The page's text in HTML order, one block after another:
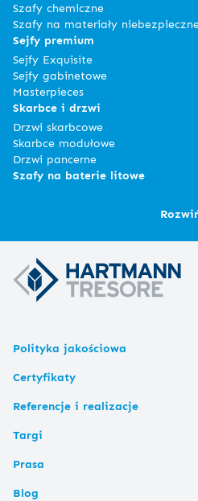
Szafy chemiczne
Szafy na materiały
Sejfy premium
Sejfy Exquisite
Sejfy gabinetowe
Masterpieces
Skarbce i drzwi
Drzwi skarbcowe
Skarbce modułowe
Drzwi pancerne
Szafy na baterie litowe
Polityka jakościowa
Certyfikaty
Referencje i realizacje
Targi
Prasa
Blog